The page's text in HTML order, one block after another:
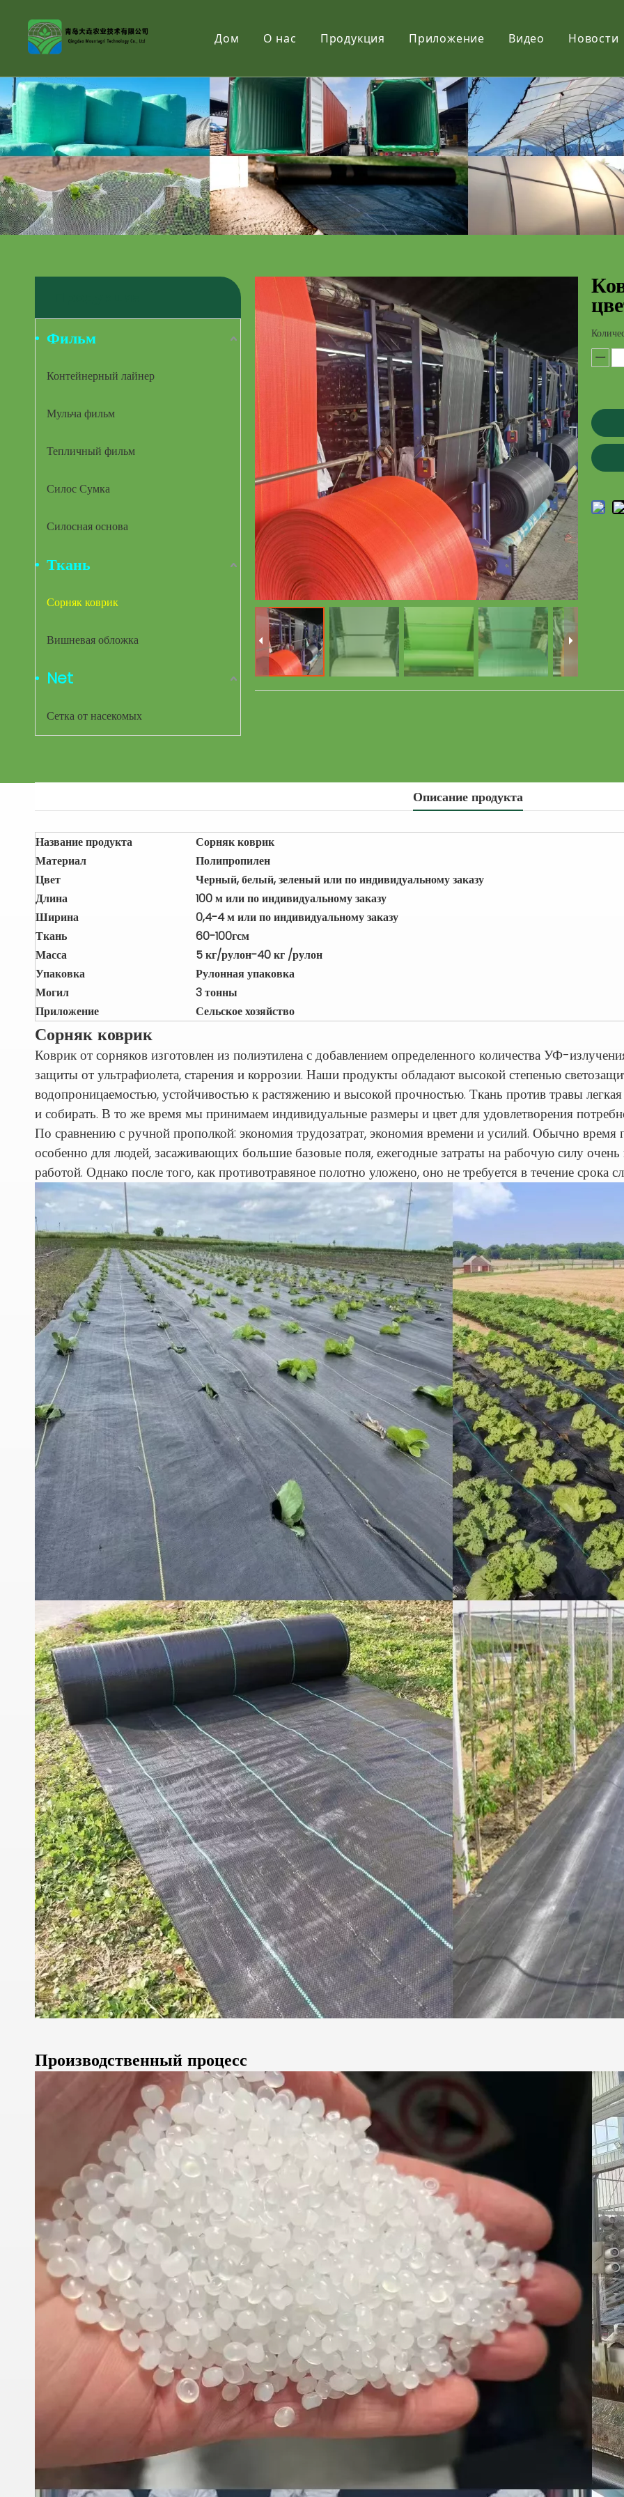
Дом О нас Продукция
Ткань
Net
Приложение Видео Новости
Фильм
Контейнерный лайнер
Мульча фильм
Тепличный фильм
Силос Сумка
Силосная основа
Ткань
Сорняк коврик
Вишневая обложка
Net
Сетка от насекомых
Описание продукта
Название продукта
Сорняк коврик
Материал
Полипропилен
Цвет
Черный, белый, зеленый или по индивидуальному заказу
Длина
100 м или по индивидуальному заказу
Ширина
0,4-4 м или по индивидуальному заказу
Ткань
60-100гсм
Масса
5 кг/рулон-40 кг /рулон
Упаковка
Рулонная упаковка
Могил
3 тонны
Приложение
Сельское хозяйство
Сорняк коврик
Коврик от сорняков изготовлен из полиэтилена с добавлением определенного количества УФ-
защиты от ультрафиолета, старения и коррозии. Наши продукты обладают высокой степенью
водопроницаемостью, устойчивостью к растяжению и высокой прочностью. Ткань против травы легкая
и собирать. В то же время мы принимаем индивидуальные размеры и цвет для удовлетворения
По сравнению с ручной прополкой: экономия трудозатрат, экономия времени и усилий. Обычно
особенно для людей, засаживающих большие базовые поля, ежегодные затраты на рабочую силу очень
работой. Однако после того, как противотравяное полотно уложено, оно не требуется в течение срока
Производственный процесс